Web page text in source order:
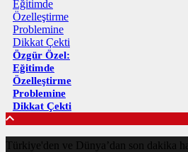
Özgür Özel:
Eğitimde
Özelleştirme
Problemine
Dikkat Çekti
Türkiye'den ve Dünya’dan son dakika